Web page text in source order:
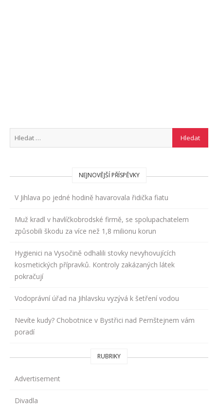
NEJNOVĚJŠÍ PŘÍSPĚVKY
V Jihlava po jedné hodině havarovala řidička fiatu
Muž kradl v havlíčkobrodské firmě, se spolupachatelem
způsobili škodu za více než 1,8 milionu korun
Hygienici na Vysočině odhalili stovky nevyhovujících
kosmetických přípravků. Kontroly zakázaných látek
pokračují
Vodoprávní úřad na Jihlavsku vyzývá k šetření vodou
Nevíte kudy? Chobotnice v Bystřici nad Pernštejnem vám
poradí
RUBRIKY
Advertisement
Divadla